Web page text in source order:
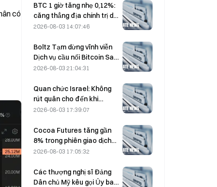
có
BTC 1 giờ tăng nhẹ 0,12%:
căng thẳng địa chính trị dịu
lại và tâm lý vĩ mô đồng
ngắn hạn
2026-08-03 14:07:46
Boltz Tạm dừng vĩnh viễn
Dịch vụ cầu nối Bitcoin Sau
các cuộc tấn công được
2026-08-03 21:04:31
Quan chức Israel: Không
rút quân cho đến khi
Hamas giải giáp
2026-08-03 17:39:07
Cocoa Futures tăng gần
8% trong phiên giao dịch
hôm thứ Sáu tuần trước,
trường bất ngờ
2026-08-03 17:05:32
Các thượng nghị sĩ Đảng
Dân chủ Mỹ kêu gọi Ủy ban